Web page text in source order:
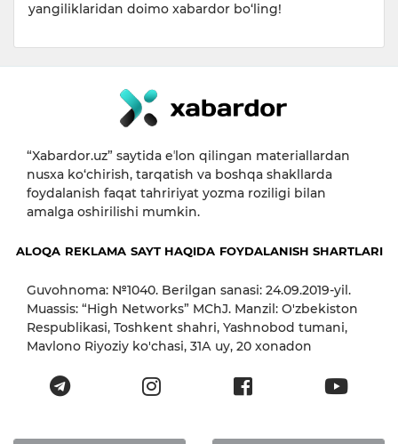
yangiliklaridan doimo xabardor bo‘ling!
“Xabardor.uz” saytida eʼlon qilingan materiallardan
nusxa ko‘chirish, tarqatish va boshqa shakllarda
foydalanish faqat tahririyat yozma roziligi bilan
amalga oshirilishi mumkin.
ALOQA REKLAMA SAYT HAQIDA FOYDALANISH SHARTLARI
Guvohnoma: №1040. Berilgan sanasi: 24.09.2019-yil.
Muassis: “High Networks” MChJ. Manzil: O'zbekiston
Respublikasi, Toshkent shahri, Yashnobod tumani,
Mavlono Riyoziy ko'chasi, 31А uy, 20 xonadon